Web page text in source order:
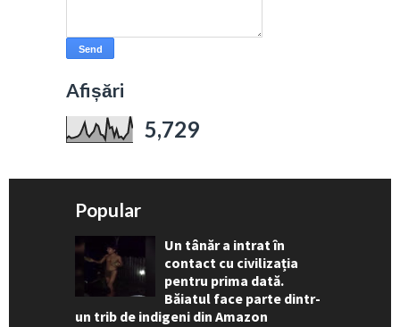
Afișări
5,729
Popular
Un tânăr a intrat în
contact cu civilizația
pentru prima dată.
Băiatul face parte dintr-
un trib de indigeni din Amazon